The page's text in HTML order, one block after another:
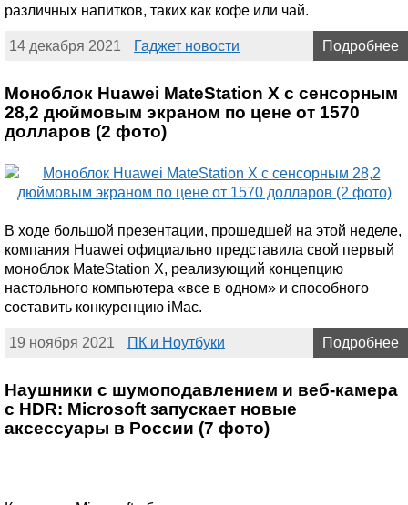
различных напитков, таких как кофе или чай.
14 декабря 2021 Гаджет новости Подробнее
Моноблок Huawei MateStation X с сенсорным
28,2 дюймовым экраном по цене от 1570
долларов (2 фото)
В ходе большой презентации, прошедшей на этой неделе,
компания Huawei официально представила свой первый
моноблок MateStation X, реализующий концепцию
настольного компьютера «все в одном» и способного
составить конкуренцию iMac.
19 ноября 2021 ПК и Ноутбуки Подробнее
Наушники с шумоподавлением и веб-камера
с HDR: Microsoft запускает новые
аксессуары в России (7 фото)